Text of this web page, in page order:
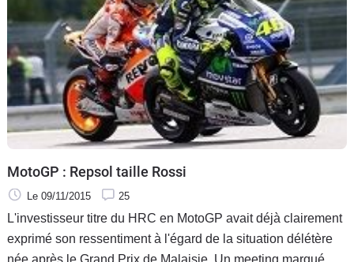
MotoGP : Repsol taille Rossi
Le 09/11/2015 25
L'investisseur titre du HRC en MotoGP avait déjà clairement
exprimé son ressentiment à l'égard de la situation délétère